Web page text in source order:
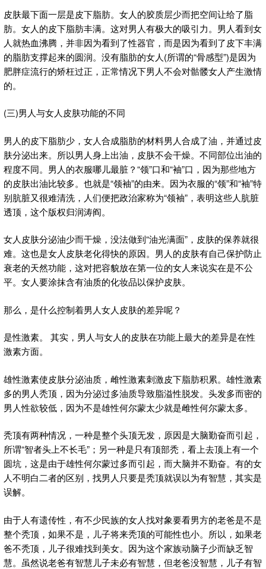
皮肤最下面一层是皮下脂肪。女人的胶质层少而把空间让给了脂
肪。女人的皮下脂肪丰满。这对男人有极大的吸引力。男人看到女
人就热血沸腾，并非因为看到了性器官，而是因为看到了皮下丰满
的脂肪支撑起来的圆润。没有脂肪的女人(所谓的“骨感型”)是因为
肥胖症流行的矫枉过正，正常情况下男人不会对骷髅女人产生激情
的。
(三)男人与女人皮肤功能的不同
男人的皮下脂肪少，女人合成脂肪的材料男人合成了油，并通过皮
肤分泌出来。所以男人身上出油，皮肤不会干燥。不同部位出油的
程度不同。男人的衣服哪儿最脏？“领”口和“袖”口，因为那些地方
的皮肤出油比较多。也就是“领袖”的由来。因为衣服的“领”和“袖”特
别肮脏又很难清洗，人们便把政治家称为“领袖”，表明这些人肮脏
透顶，这个版权归润涛阎。
女人皮肤分泌油少而干燥，没法做到“油光满面”，皮肤的保养就很
难。这也是女人皮肤老化得快的原因。男人的皮肤有自己保护防止
衰老的天然功能，这对把容貌放在第一位的女人来说实在是不公
平。女人要涂抹含有油质的化妆品以保护皮肤。
那么，是什么控制着男人女人皮肤的差异呢？
是性激素。 其实，男人与女人的皮肤在功能上最大的差异是在性
激素方面。
雄性激素使皮肤分泌油质，雌性激素刺激皮下脂肪积累。雄性激素
多的男人秃顶，因为分泌过多油质导致脂溢性脱发。头发多而密的
男人性欲较低，因为不是雄性何尔蒙太少就是雌性何尔蒙太多。
秃顶有两种情况，一种是整个头顶无发，原因是大脑勤奋而引起，
所谓“智者头上不长毛”；另一种是只有顶部秃，看上去顶上有一个
圆坑，这是由于雄性何尔蒙过多而引起，而大脑并不勤奋。有的女
人不明白二者的区别，找男人只要是秃顶就误以为有智慧，其实是
误解。
由于人有遗传性，有不少民族的女人找对象要看男方的老爸是不是
整个秃顶，如果不是，儿子将来秃顶的可能性也小。所以，如果老
爸不秃顶，儿子很难找到美女。因为这个家族动脑子少而缺乏智
慧。虽然说老爸有智慧儿子未必有智慧，但老爸没智慧，儿子有智